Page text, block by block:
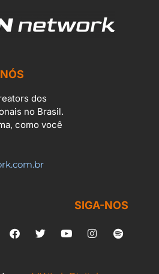
dos
no Brasil.
como você
SIGA-NOS